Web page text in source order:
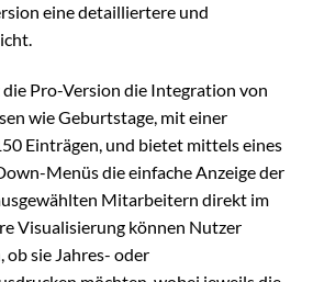
eine detailliertere und
Pro-Version die Integration von
wie Geburtstage, mit einer
Einträgen, und bietet mittels eines
Menüs die einfache Anzeige der
Mitarbeitern direkt im
Visualisierung können Nutzer
ob sie Jahres- oder